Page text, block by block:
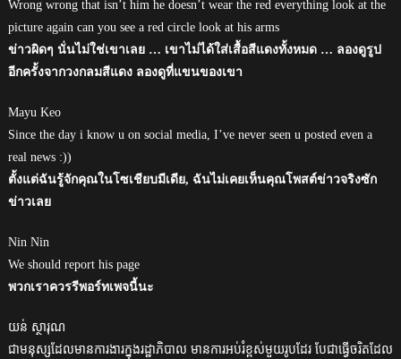
Wrong wrong that isn’t him he doesn’t wear the red everything look at the
picture again can you see a red circle look at his arms
ข่าวผิดๆ นั่นไม่ใช่เขาเลย … เขาไม่ได้ใส่เสื้อสีแดงทั้งหมด … ลองดูรูป
อีกครั้งจากวงกลมสีแดง ลองดูที่แขนของเขา
Mayu Keo
Since the day i know u on social media, I’ve never seen u posted even a
real news :))
ตั้งแต่ฉันรู้จักคุณในโซเชียบมีเดีย, ฉันไม่เคยเห็นคุณโพสต์ข่าวจริงซัก
ข่าวเลย
Nin Nin
We should report his page
พวกเราควรรีพอร์ทเพจนี้นะ
យន់ ស្ថារុណ
ជាមនុស្សដែលមានការងារក្នុងរដ្ឋាភិបាល មានការអប់រំខ្ពស់មួយរូបដែរ បែជាធ្វើចរិតដែល